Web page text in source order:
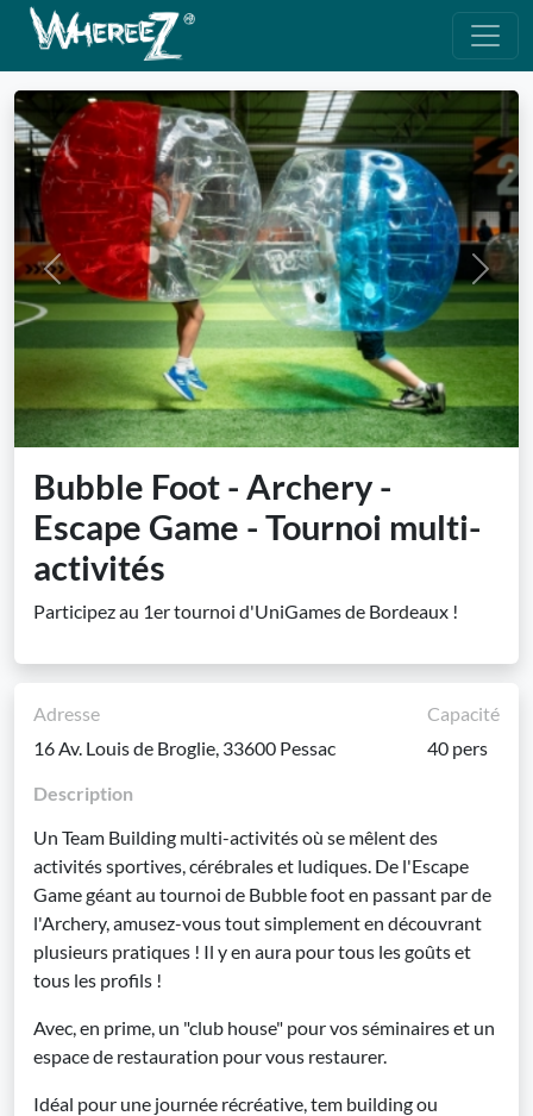
Previous Next
Bubble Foot - Archery -
Escape Game - Tournoi multi-
activités
Participez au 1er tournoi d'UniGames de Bordeaux !
Adresse
16 Av. Louis de Broglie, 33600 Pessac
Capacité
40 pers
Description
Un Team Building multi-activités où se mêlent des
activités sportives, cérébrales et ludiques. De l'Escape
Game géant au tournoi de Bubble foot en passant par de
l'Archery, amusez-vous tout simplement en découvrant
plusieurs pratiques ! Il y en aura pour tous les goûts et
tous les profils !
Avec, en prime, un "club house" pour vos séminaires et un
espace de restauration pour vous restaurer.
Idéal pour une journée récréative, tem building ou